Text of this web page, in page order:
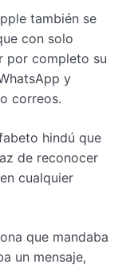
también se
con solo
por completo su
y
correos.
hindú que
de reconocer
cualquier
que mandaba
un mensaje,